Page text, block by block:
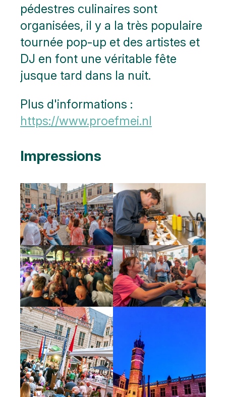
pédestres culinaires sont
organisées, il y a la très populaire
tournée pop-up et des artistes et
DJ en font une véritable fête
jusque tard dans la nuit.
Plus d'informations :
https://www.proefmei.nl
Impressions